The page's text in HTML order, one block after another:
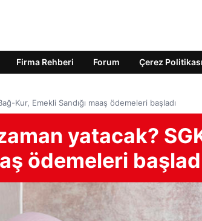
Firma Rehberi Forum Çerez Politikası
Kur, Emekli Sandığı maaş ödemeleri başladı
yatacak?
ödemeleri